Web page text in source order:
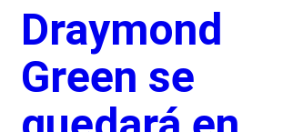
Draymond
Green se